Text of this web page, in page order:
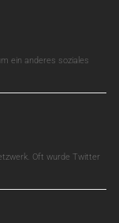
ein anderes soziales
Oft wurde Twitter